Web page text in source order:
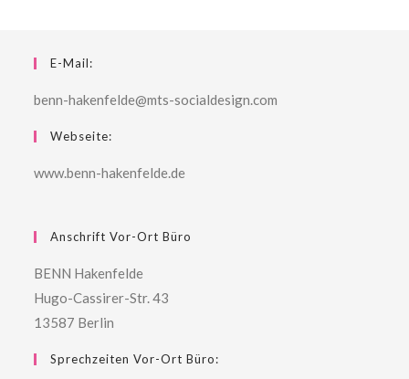
E-Mail:
benn-hakenfelde@mts-socialdesign.com
Webseite:
www.benn-hakenfelde.de
Anschrift Vor-Ort Büro
BENN Hakenfelde
Hugo-Cassirer-Str. 43
13587 Berlin
Sprechzeiten Vor-Ort Büro: